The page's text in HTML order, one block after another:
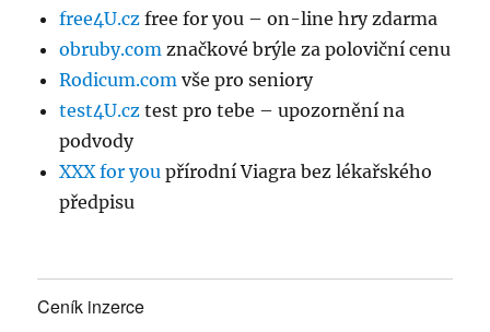
free4U.cz free for you – on-line hry zdarma
obruby.com značkové brýle za poloviční cenu
Rodicum.com vše pro seniory
test4U.cz test pro tebe – upozornění na
podvody
XXX for you přírodní Viagra bez lékařského
předpisu
Ceník inzerce